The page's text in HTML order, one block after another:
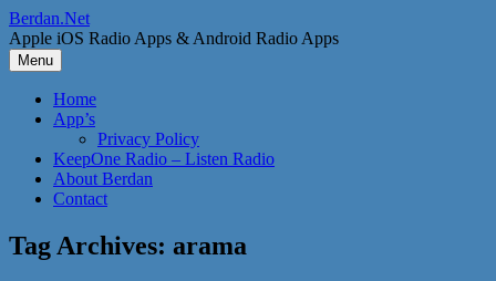
Skip
to
content
Berdan.Net
Apple iOS Radio Apps & Android Radio Apps
Menu
Home
App’s
Privacy Policy
KeepOne Radio – Listen Radio
About Berdan
Contact
Tag Archives: arama